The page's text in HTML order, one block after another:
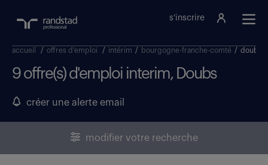
s'inscrire
accueil / offres d'emploi / intérim / bourgogne-franche-comté / doubs
9 offre(s) d'emploi interim, Doubs
créer une alerte email
modifier votre recherche